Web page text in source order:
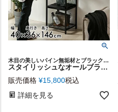
木目の美しいパイン無垢材とブラックアイアンという、異素材を組み合わせた家具シリーズ「TABAS BLACK EDITION」の5段ハイシェルフラック スリムタイプ
スタイリッシュなオールブラックカラー天然木とアイアンのシンプルな5段ハイシェルフラック【スリムタイプ】 [63030-cbk]
販売価格 ¥15,800税込
詳細を見る